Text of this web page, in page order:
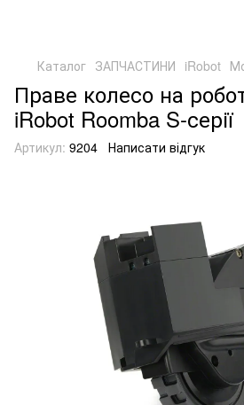
Каталог ЗАПЧАСТИНИ iRobot
Праве колесо на
iRobot Roomba S-серії
Артикул: 9204 Написати відгук